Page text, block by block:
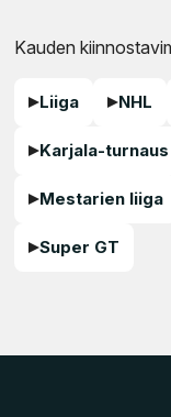
Kauden
Liiga NHL
Karjala-turnaus
Mestarien liiga
Super GT